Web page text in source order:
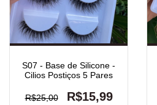
S07 - Base de Silicone -
Cilios Postiços 5 Pares
R$25,00 R$15,99